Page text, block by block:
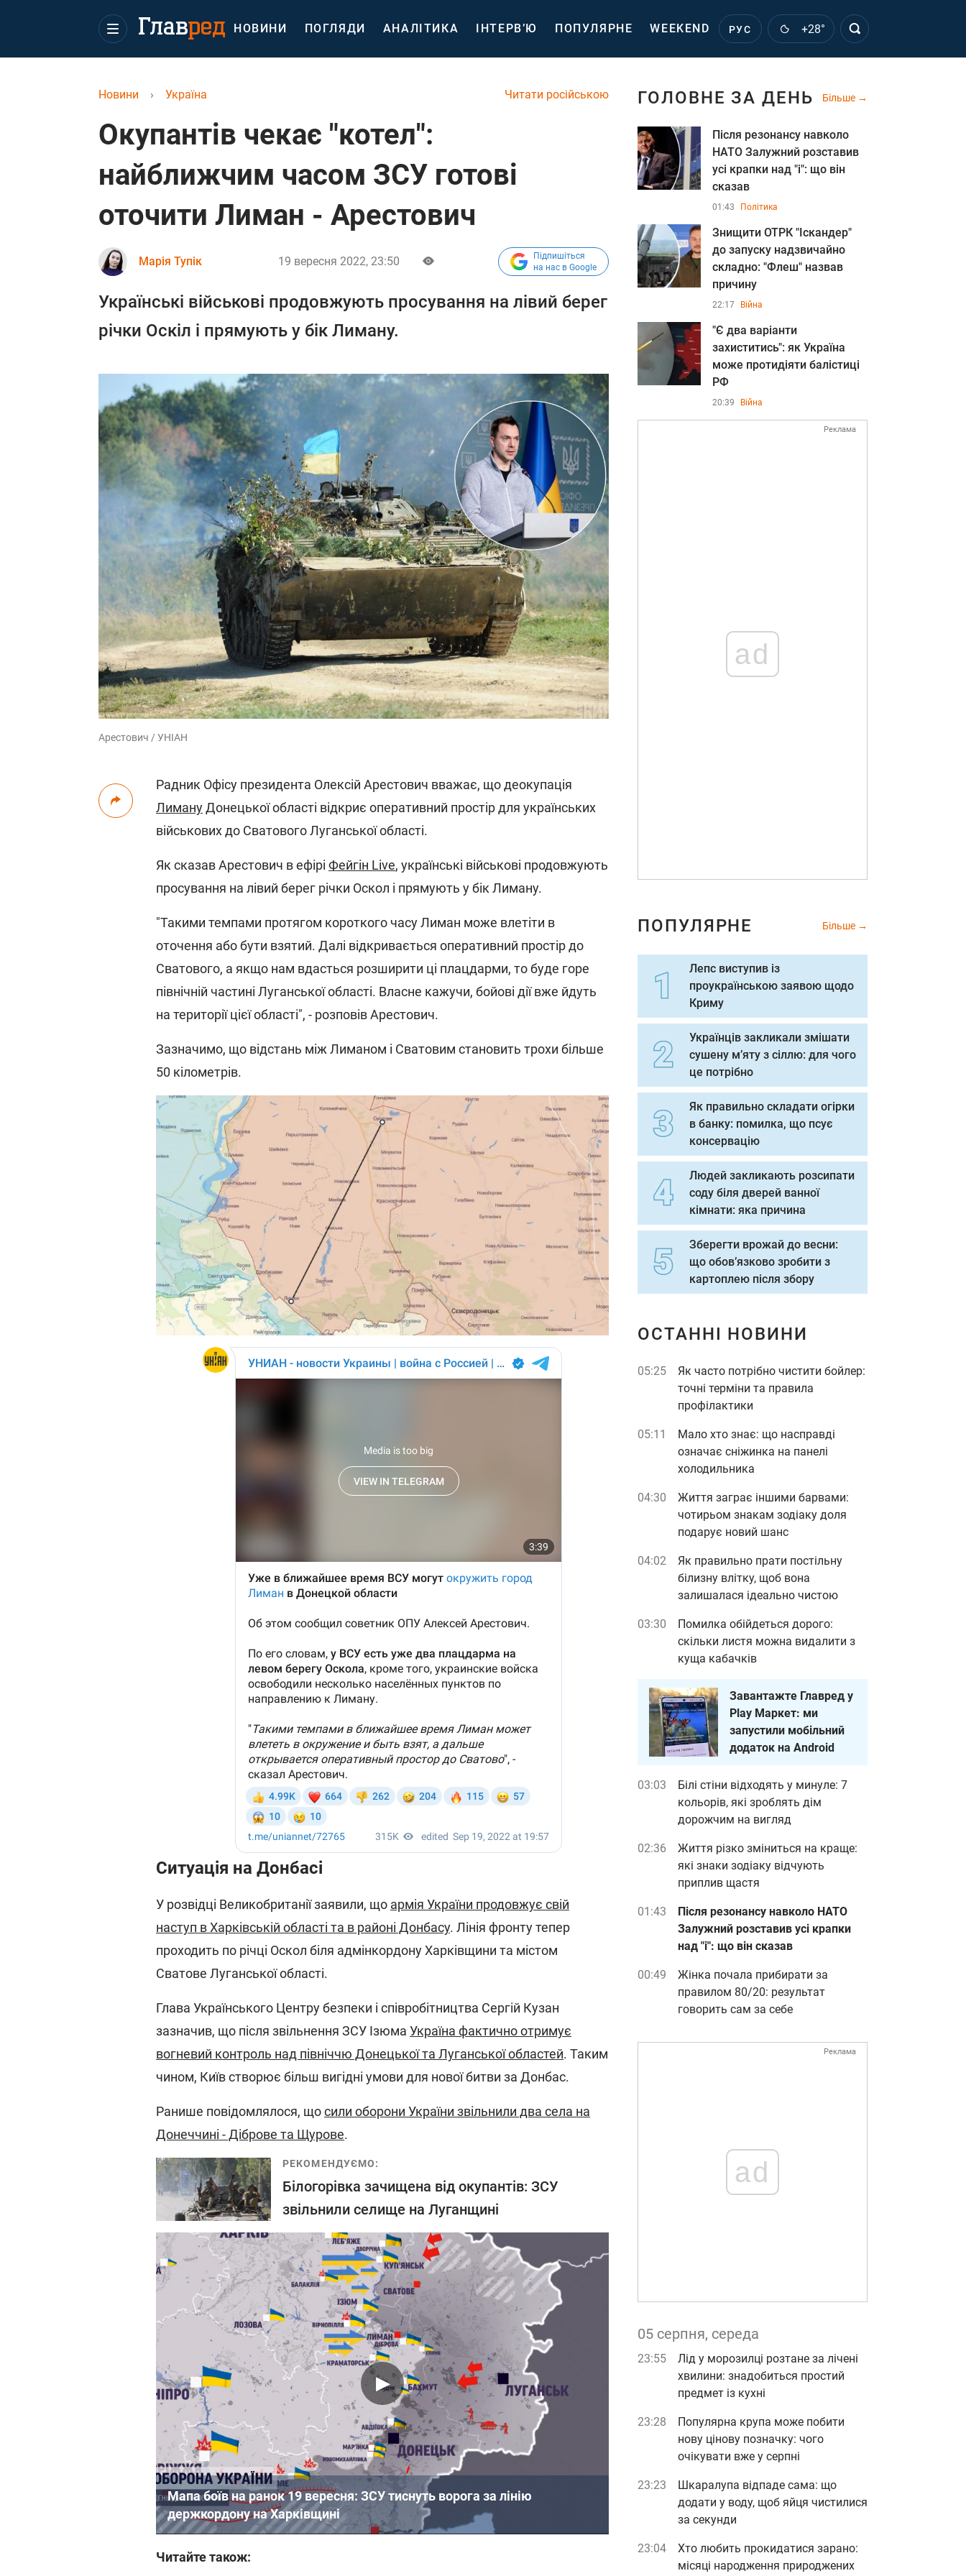
НОВИНИ ПОГЛЯДИ АНАЛІТИКА ІНТЕРВ’Ю ПОПУЛЯРНЕ WEEKEND РУС +28°
Читати російською
Новини › Україна
Окупантів чекає "котел":
найближчим часом ЗСУ готові
оточити Лиман - Арестович
Марія Тупік 19 вересня 2022, 23:50
Підпишіться
на нас в Google
Українські військові продовжують просування на лівий берег
річки Оскіл і прямують у бік Лиману.
Арестович / УНІАН
Радник Офісу президента Олексій Арестович вважає, що деокупація
ЛимануДонецької області відкриє оперативний простір для українських
військових до Сватового Луганської області.
Як сказав Арестович в ефірі Фейгін Live, українські військові продовжують
просування на лівий берег річки Оскол і прямують у бік Лиману.
"Такими темпами протягом короткого часу Лиман може влетіти в
оточення або бути взятий. Далі відкривається оперативний простір до
Сватового, а якщо нам вдасться розширити ці плацдарми, то буде горе
північній частині Луганської області. Власне кажучи, бойові дії вже йдуть
на території цієї області", - розповів Арестович.
Зазначимо, що відстань між Лиманом і Сватовим становить трохи більше
50 кілометрів.
Ситуація на Донбасі
У розвідці Великобританії заявили, що армія України продовжує свій
наступ в Харківській області та в районі Донбасу. Лінія фронту тепер
проходить по річці Оскол біля адмінкордону Харківщини та містом
Сватове Луганської області.
Глава Українського Центру безпеки і співробітництва Сергій Кузан
зазначив, що після звільнення ЗСУ Ізюма Україна фактично отримує
вогневий контроль над північчю Донецької та Луганської областей. Таким
чином, Київ створює більш вигідні умови для нової битви за Донбас.
Ранише повідомлялося, щосили оборони України звільнили два села на
Донеччині - Діброве та Щурове.
РЕКОМЕНДУЄМО:
Білогорівка зачищена від окупантів: ЗСУ
звільнили селище на Луганщині
Мапа боїв на ранок 19 вересня: ЗСУ тиснуть ворога за лінію
держкордону на Харківщині
Читайте також:
ГОЛОВНЕ ЗА ДЕНЬ Більше
Після резонансу навколо
НАТО Залужний розставив
усі крапки над "і": що він
сказав
01:43 Політика
Знищити ОТРК "Іскандер"
до запуску надзвичайно
складно: "Флеш" назвав
причину
22:17 Війна
"Є два варіанти
захиститись": як Україна
може протидіяти балістиці
РФ
20:39 Війна
Реклама
ad
ПОПУЛЯРНЕ Більше
Лепс виступив із
проукраїнською заявою щодо
Криму
Українців закликали змішати
сушену м’яту з сіллю: для чого
це потрібно
Як правильно складати огірки
в банку: помилка, що псує
консервацію
Людей закликають розсипати
соду біля дверей ванної
кімнати: яка причина
Зберегти врожай до весни:
що обов’язково зробити з
картоплею після збору
ОСТАННІ НОВИНИ
05:25
Як часто потрібно чистити бойлер:
точні терміни та правила
профілактики
05:11
Мало хто знає: що насправді
означає сніжинка на панелі
холодильника
04:30
Життя заграє іншими барвами:
чотирьом знакам зодіаку доля
подарує новий шанс
04:02
Як правильно прати постільну
білизну влітку, щоб вона
залишалася ідеально чистою
03:30
Помилка обійдеться дорого:
скільки листя можна видалити з
куща кабачків
Завантажте Главред у
Play Маркет: ми
запустили мобільний
додаток на Android
03:03
Білі стіни відходять у минуле: 7
кольорів, які зроблять дім
дорожчим на вигляд
02:36
Життя різко зміниться на краще:
які знаки зодіаку відчують
приплив щастя
01:43
Після резонансу навколо НАТО
Залужний розставив усі крапки
над "і": що він сказав
00:49
Жінка почала прибирати за
правилом 80/20: результат
говорить сам за себе
Реклама
ad
05 серпня, середа
23:55
Лід у морозилці розтане за лічені
хвилини: знадобиться простий
предмет із кухні
23:28
Популярна крупа може побити
нову цінову позначку: чого
очікувати вже у серпні
23:23
Шкаралупа відпаде сама: що
додати у воду, щоб яйця чистилися
за секунди
23:04
Хто любить прокидатися зарано:
місяці народження природжених